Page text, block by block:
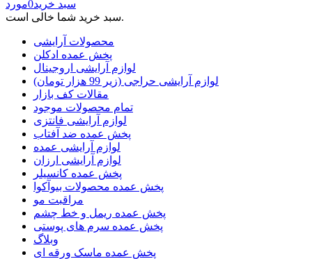
سبد خرید0مورد
سبد خرید شما خالی است.
محصولات آرایشی
پخش عمده ادکلن
لوازم آرایشی اروجینال
لوازم آرایشی حراجی (زیر 99 هزار تومان)
مقالات کف بازار
تمام محصولات موجود
لوازم آرایشی فانتزی
پخش عمده ضد آفتاب
لوازم آرایشی عمده
لوازم آرایشی ارزان
پخش عمده کانسیلر
پخش عمده محصولات بیوآکوا
مراقبت مو
پخش عمده ریمل و خط چشم
پخش عمده سرم های پوستی
وبلاگ
پخش عمده ماسک ورقه ای